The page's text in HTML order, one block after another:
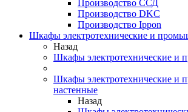
Производство ССД
Производство DKC
Производство Ippon
Шкафы электротехнические и
Назад
Шкафы электротехнические и
Шкафы электротехнические и
настенные
Назад